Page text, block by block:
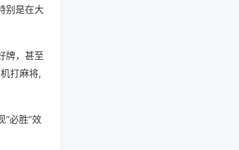
别是在大
牌，甚至
打麻将,
“必胜”效